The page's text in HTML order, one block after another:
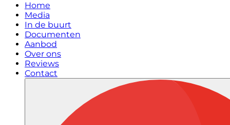
Home
Media
In de buurt
Documenten
Aanbod
Over ons
Reviews
Contact